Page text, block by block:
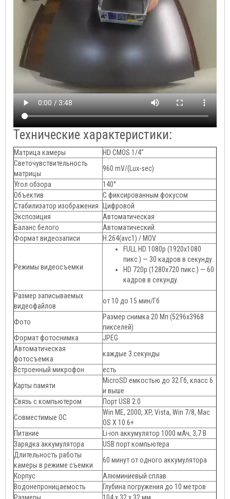
Технические характеристики:
Матрица камеры
HD CMOS 1/4"
Светочувствительность
матрицы
960 mV/(Lux-sec)
Угол обзора
140°
Объектив
С фиксированным фокусом
Стабилизатор изображения
Цифровой
Экспозиция
Автоматическая
Баланс белого
Автоматический
Формат видеозаписи
H.264(avc1) / MOV
Режимы видеосъемки
FULL HD 1080p (1920х1080
пикс.) — 30 кадров в секунду.
HD 720p (1280х720 пикс.) — 60
кадров в секунду.
Размер записываемых
видеофайлов
от 10 до 15 мин/Гб
Фото
Размер снимка 20 Мп (5296x3968
пикселей)
Формат фотоснимка
JPEG
Автоматическая
фотосъемка
каждые 3 секунды
Встроенный микрофон
есть
Карты памяти
MicroSD емкостью до 32 Гб, класс 6
и выше
Связь с компьютером
Порт USB 2.0
Совместимые ОС
Win ME, 2000, XP, Vista, Win 7/8, Mac
OS X 10.6+
Питание
Li-ion аккумулятор 1000 мАч, 3,7 В
Зарядка аккумулятора
USB порт компьютера
Длительность работы
камеры в режиме съемки
60 минут от одного аккумулятора
Корпус
Алюминиевый сплав
Водонепроницаемость
Глубина погружения до 10 метров